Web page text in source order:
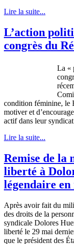
Lire la suite...
L’action
congrès du
La «
condition féminine, le
motiver et
actif dans leur
Lire la suite...
Remise de la
liberté à
légendaire
Après avoirfait du
des droits de la
syndicale Dolores
liberté le 29 mai
que le président des